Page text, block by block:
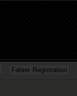
Fahrer Registration